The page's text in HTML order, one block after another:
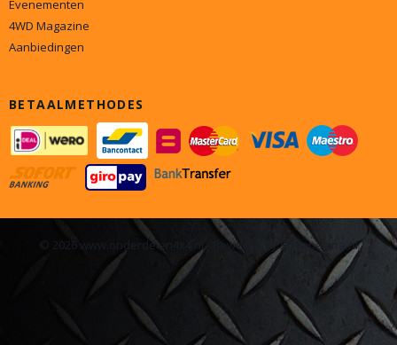
Evenementen
4WD Magazine
Aanbiedingen
BETAALMETHODES
© 2026 www.onderdelen4x4.nl - Powered by Shoppagina.nl